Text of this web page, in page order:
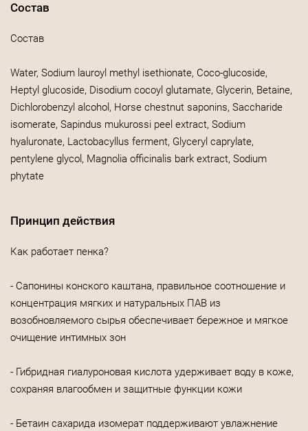
Состав
Состав
Water, Sodium lauroyl methyl isethionate, Coco-glucoside,
Heptyl glucoside, Disodium cocoyl glutamate, Glycerin, Betaine,
Dichlorobenzyl alcohol, Horse chestnut saponins, Saccharide
isomerate, Sapindus mukurossi peel extract, Sodium
hyaluronate, Lactobacyllus ferment, Glyceryl caprylate,
pentylene glycol, Magnolia officinalis bark extract, Sodium
phytate
Принцип действия
Как работает пенка?
- Сапонины конского каштана, правильное соотношение и
концентрация мягких и натуральных ПАВ из
возобновляемого сырья обеспечивает бережное и мягкое
очищение интимных зон
- Гибридная гиалуроновая кислота удерживает воду в коже,
сохраняя влагообмен и защитные функции кожи
- Бетаин сахарида изомерат поддерживают увлажнение